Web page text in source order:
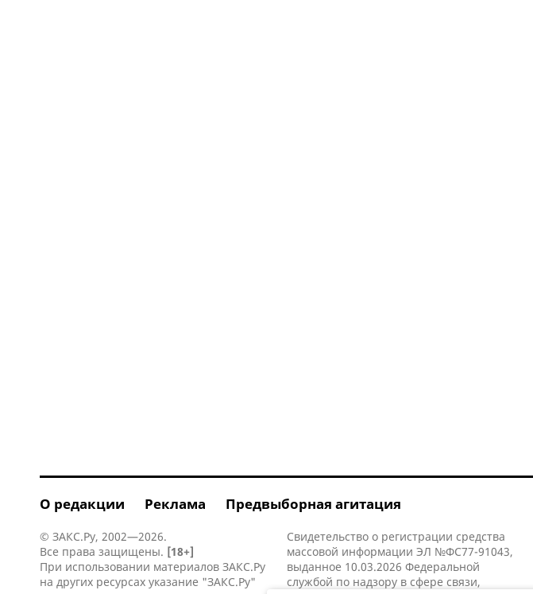
О редакции Реклама Предвыборная агитация
© ЗАКС.Ру, 2002—2026.
Все права защищены. [18+]
При использовании материалов ЗАКС.Ру
на других ресурсах указание "ЗАКС.Ру"
Свидетельство о регистрации средства
массовой информации ЭЛ №ФС77-91043,
выданное 10.03.2026 Федеральной
службой по надзору в сфере связи,